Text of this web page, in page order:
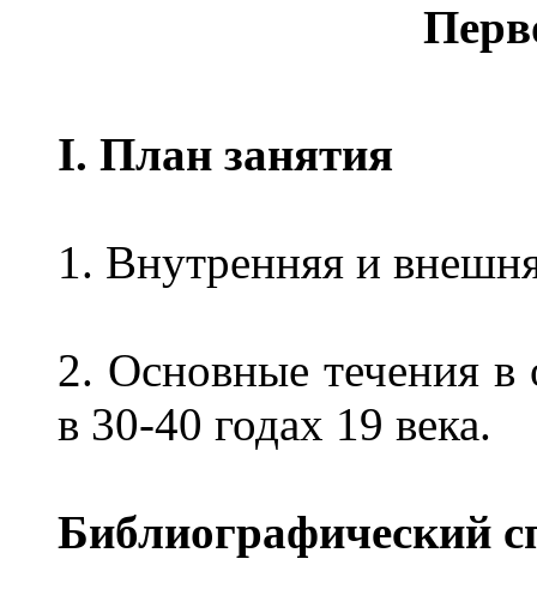
I. План занятия
1. Внутренняя и
2. Основные течения
в 30-40 годах 19 века.
Библиографический